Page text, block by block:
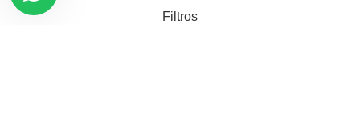
Filtros